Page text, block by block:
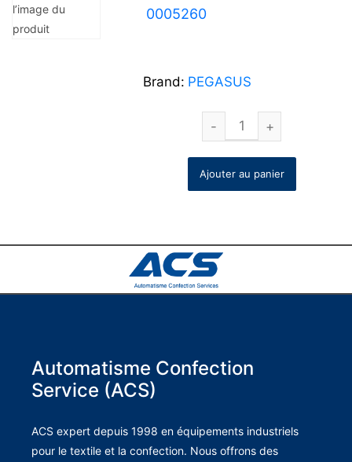
0005260
Brand: PEGASUS
Ajouter au panier
Automatisme Confection
Service (ACS)
ACS expert depuis 1998 en équipements industriels
pour le textile et la confection. Nous offrons des